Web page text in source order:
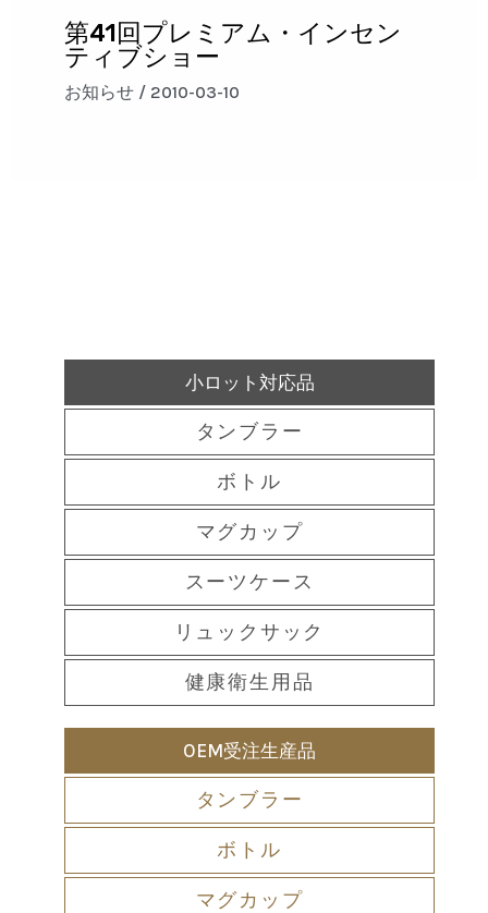
小ロット対応品
タンブラー
ボトル
マグカップ
スーツケース
リュックサック
健康衛生用品
OEM受注生産品
タンブラー
ボトル
マグカップ
第41回プレミアム・インセン
ティブショー
お知らせ / 2010-03-10